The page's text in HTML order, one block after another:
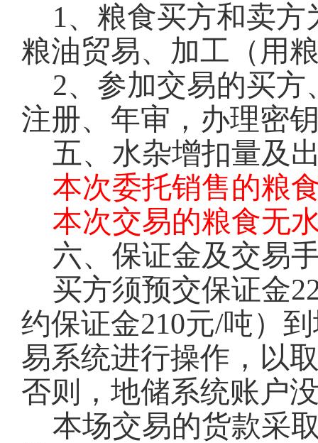
1、粮食买方和卖
粮油贸易、加工（用
2、参加交易的买
注册、年审，办理密
五、水杂增扣量及
本次委托销售的粮
本次交易的粮食无
六、保证金及交易
买方须预交保证金
约保证金210元/吨）
易系统进行操作，以
否则，地储系统账户
本场交易的货款采